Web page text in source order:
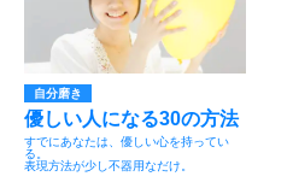
自分磨き
優しい人になる30の方法
すでにあなたは、優しい心を持ってい
る。
表現方法が少し不器用なだけ。